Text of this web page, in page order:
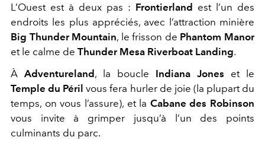
L’Ouest est à deux pas : Frontierland est l’un des
endroits les plus appréciés, avec l’attraction minière
Big Thunder Mountain, le frisson de Phantom Manor
et le calme de Thunder Mesa Riverboat Landing.
À Adventureland, la boucle Indiana Jones et le
Temple du Péril vous fera hurler de joie (la plupart du
temps, on vous l’assure), et la Cabane des Robinson
vous invite à grimper jusqu’à l’un des points
culminants du parc.